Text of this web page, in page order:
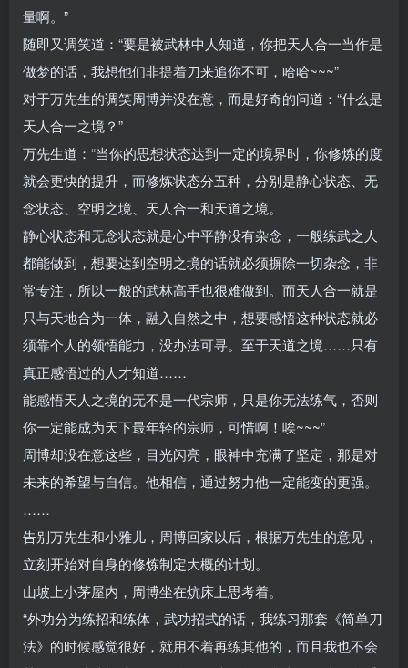
量啊。”
随即又调笑道：“要是被武林中人知道，你把天人合一当作是
做梦的话，我想他们非提着刀来追你不可，哈哈~~~”
对于万先生的调笑周博并没在意，而是好奇的问道：“什么是
天人合一之境？”
万先生道：“当你的思想状态达到一定的境界时，你修炼的度
就会更快的提升，而修炼状态分五种，分别是静心状态、无
念状态、空明之境、天人合一和天道之境。
静心状态和无念状态就是心中平静没有杂念，一般练武之人
都能做到，想要达到空明之境的话就必须摒除一切杂念，非
常专注，所以一般的武林高手也很难做到。而天人合一就是
只与天地合为一体，融入自然之中，想要感悟这种状态就必
须靠个人的领悟能力，没办法可寻。至于天道之境……只有
真正感悟过的人才知道……
能感悟天人之境的无不是一代宗师，只是你无法练气，否则
你一定能成为天下最年轻的宗师，可惜啊！唉~~~”
周博却没在意这些，目光闪亮，眼神中充满了坚定，那是对
未来的希望与自信。他相信，通过努力他一定能变的更强。
……
告别万先生和小雅儿，周博回家以后，根据万先生的意见，
立刻开始对自身的修炼制定大概的计划。
山坡上小茅屋内，周博坐在炕床上思考着。
“外功分为练招和练体，武功招式的话，我练习那套《简单刀
法》的时候感觉很好，就用不着再练其他的，而且我也不会